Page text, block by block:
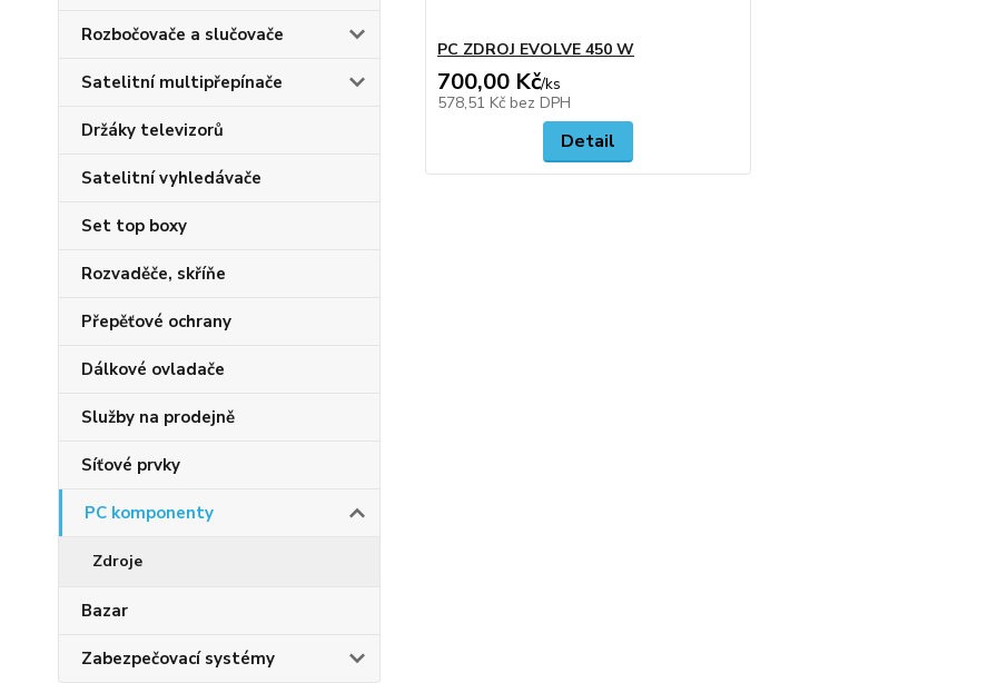
Rozbočovače a slučovače
Satelitní multipřepínače
Držáky televizorů
Satelitní vyhledávače
Set top boxy
Rozvaděče, skříňe
Přepěťové ochrany
Dálkové ovladače
Služby na prodejně
Síťové prvky
PC komponenty
Zdroje
Bazar
Zabezpečovací systémy
PC ZDROJ EVOLVE 450 W
700,00 Kč/ks
578,51 Kč bez DPH
Detail